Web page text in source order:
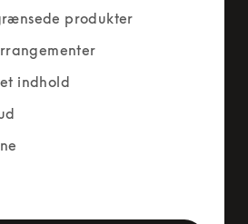
produkter
indhold